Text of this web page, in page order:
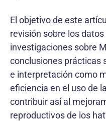
El objetivo de este
revisión sobre los
investigaciones sobre
conclusiones prácticas
e interpretación como
eficiencia en el uso de
contribuir así al
reproductivos de los